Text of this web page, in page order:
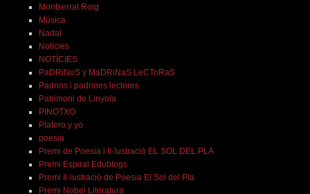
Montserrat Roig
Música
Nadal
Notícies
NOTÍCIES
PaDRiNoS y MaDRiNaS LeCToRaS
Padrins i padrines lectores
Patrimoni de Linyola
PINOTXO
Platero y yo
poesia
Premi de Poesia i Il·lustració EL SOL DEL PLA
Premi Espiral Edublogs
Premi Il·lustració de Poesia El Sol del Pla
Premi Nobel Literatura